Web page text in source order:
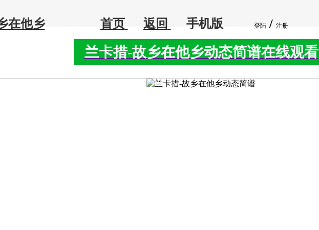
在他乡 首页 返回 手机版 登陆/ 注册
兰卡措-故乡在他乡动态简谱在线观看